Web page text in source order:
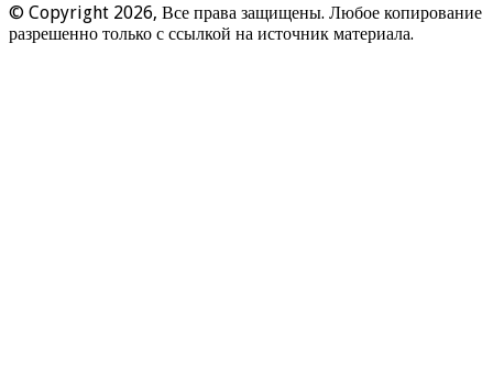
© Copyright 2026, Все права защищены. Любое копирование
разрешенно только с ссылкой на источник материала.